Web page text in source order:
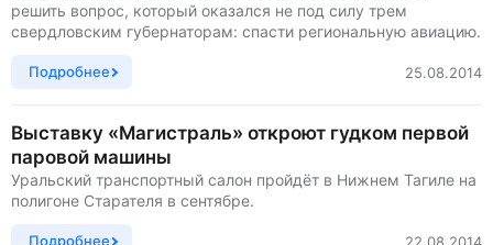
решить вопрос, который оказался не под силу трем
свердловским губернаторам: спасти региональную авиацию.
Подробнее 25.08.2014
Выставку «Магистраль» откроют гудком первой
паровой машины
Уральский транспортный салон пройдёт в Нижнем Тагиле на
полигоне Старателя в сентябре.
Подробнее 22.08.2014